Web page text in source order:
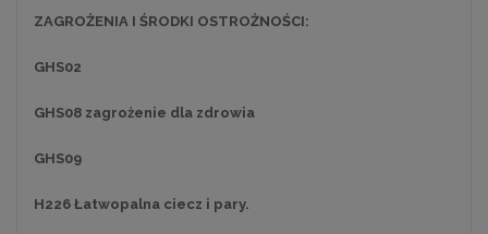
ZAGROŻENIA I ŚRODKI OSTROŻNOŚCI:
GHS02
GHS08 zagrożenie dla zdrowia
GHS09
H226 Łatwopalna ciecz i pary.